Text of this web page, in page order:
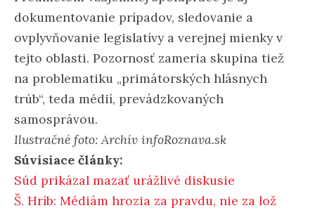
dokumentovanie prípadov, sledovanie a
ovplyvňovanie legislatívy a verejnej mienky v
tejto oblasti. Pozornosť zameria skupina tiež
na problematiku „primátorských hlásnych
trúb“, teda médií, prevádzkovaných
samosprávou.
Ilustračné foto: Archív infoRoznava.sk
Súvisiace články:
Súd prikázal mazať urážlivé diskusie
Š. Hríb: Médiám hrozia za pravdu, nie za lož